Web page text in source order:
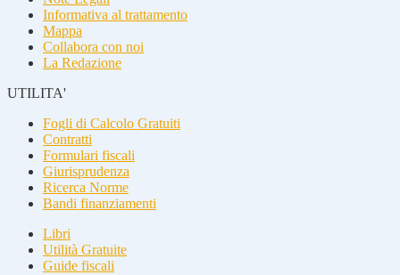
Informativa al trattamento
Mappa
Collabora con noi
La Redazione
UTILITA'
Fogli di Calcolo Gratuiti
Contratti
Formulari fiscali
Giurisprudenza
Ricerca Norme
Bandi finanziamenti
Libri
Utilità Gratuite
Guide fiscali